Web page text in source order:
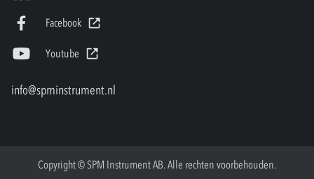
Facebook
Youtube
info@spminstrument.nl
Copyright © SPM Instrument AB. Alle rechten voorbehouden.